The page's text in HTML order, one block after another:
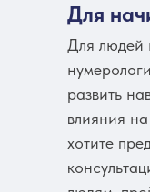
Для
Для людей
развить
влияния
хотите